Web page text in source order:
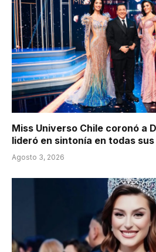
Miss Universo Chile coronó a
lideró en sintonía en todas
Agosto 3, 2026